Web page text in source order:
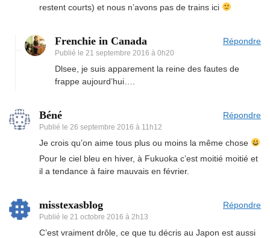
restent courts) et nous n’avons pas de trains ici
Frenchie in Canada
Publié le 21 septembre 2016 à 0h20
Répondre
Dlsee, je suis apparement la reine des fautes de
frappe aujourd’hui….
Béné
Publié le 26 septembre 2016 à 11h12
Répondre
Je crois qu’on aime tous plus ou moins la même chose
Pour le ciel bleu en hiver, à Fukuoka c’est moitié moitié et
il a tendance à faire mauvais en février.
misstexasblog
Publié le 21 octobre 2016 à 2h13
Répondre
C’est vraiment drôle, ce que tu décris au Japon est aussi